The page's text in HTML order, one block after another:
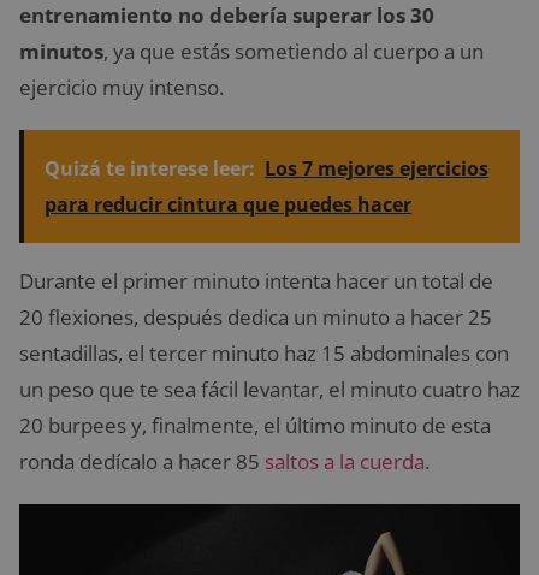
entrenamiento no debería superar los 30
minutos, ya que estás sometiendo al cuerpo a un
ejercicio muy intenso.
Quizá te interese leer: Los 7 mejores ejercicios
para reducir cintura que puedes hacer
Durante el primer minuto intenta hacer un total de
20 flexiones, después dedica un minuto a hacer 25
sentadillas, el tercer minuto haz 15 abdominales con
un peso que te sea fácil levantar, el minuto cuatro haz
20 burpees y, finalmente, el último minuto de esta
ronda dedícalo a hacer 85 saltos a la cuerda.